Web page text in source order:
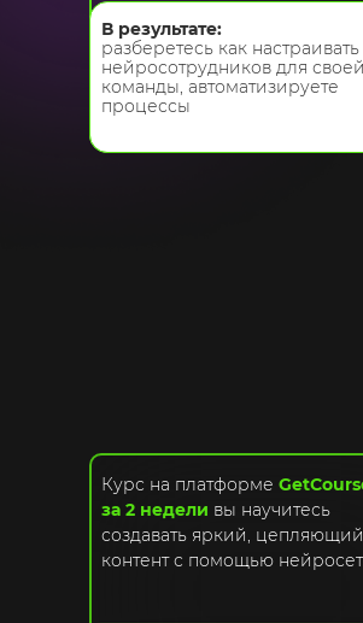
В результате:
разберетесь как настраивать
нейросотрудников для своей
команды, автоматизируете
процессы
Курс на платформе
за 2 недели вы научитесь
создавать яркий, цепляющий
контент с помощью